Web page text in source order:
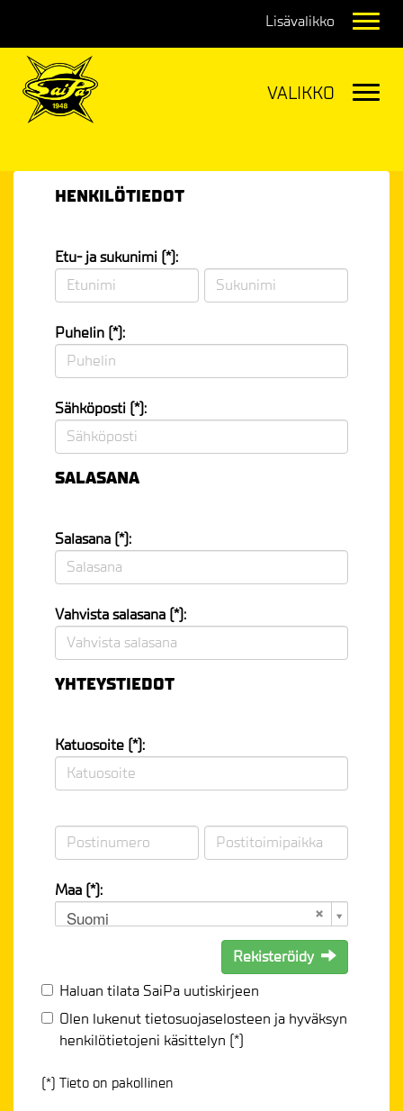
HENKILÖTIEDOT
Etu- ja sukunimi (*):
Puhelin (*):
Sähköposti (*):
SALASANA
Salasana (*):
Vahvista salasana (*):
YHTEYSTIEDOT
Katuosoite (*):
Maa (*):
Suomi
Rekisteröidy
Haluan tilata SaiPa uutiskirjeen
Olen lukenuttietosuojaselosteen ja hyväksyn
henkilötietojeni käsittelyn (*)
(*) Tieto on pakollinen